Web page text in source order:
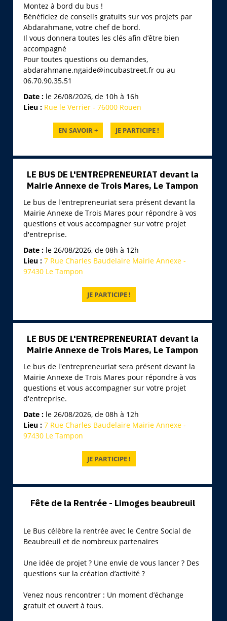
Montez à bord du bus !
Bénéficiez de conseils gratuits sur vos projets par
Abdarahmane, votre chef de bord.
Il vous donnera toutes les clés afin d’être bien
accompagné
Pour toutes questions ou demandes,
abdarahmane.ngaide@incubastreet.fr ou au
06.70.90.35.51
Date : le 26/08/2026, de 10h à 16h
Lieu : Rue le Verrier - 76000 Rouen
LE BUS DE L'ENTREPRENEURIAT devant la
Mairie Annexe de Trois Mares, Le Tampon
Le bus de l'entrepreneuriat sera présent devant la
Mairie Annexe de Trois Mares pour répondre à vos
questions et vous accompagner sur votre projet
d'entreprise.
Date : le 26/08/2026, de 08h à 12h
Lieu : 7 Rue Charles Baudelaire Mairie Annexe -
97430 Le Tampon
LE BUS DE L'ENTREPRENEURIAT devant la
Mairie Annexe de Trois Mares, Le Tampon
Le bus de l'entrepreneuriat sera présent devant la
Mairie Annexe de Trois Mares pour répondre à vos
questions et vous accompagner sur votre projet
d'entreprise.
Date : le 26/08/2026, de 08h à 12h
Lieu : 7 Rue Charles Baudelaire Mairie Annexe -
97430 Le Tampon
Fête de la Rentrée - Limoges beaubreuil
Le Bus célèbre la rentrée avec le Centre Social de
Beaubreuil et de nombreux partenaires
Une idée de projet ? Une envie de vous lancer ? Des
questions sur la création d’activité ?
Venez nous rencontrer : Un moment d’échange
gratuit et ouvert à tous.